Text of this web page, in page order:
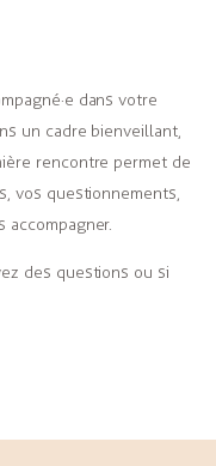
dans votre
un cadre bienveillant,
rencontre permet de
vos questionnements,
accompagner.
des questions ou si